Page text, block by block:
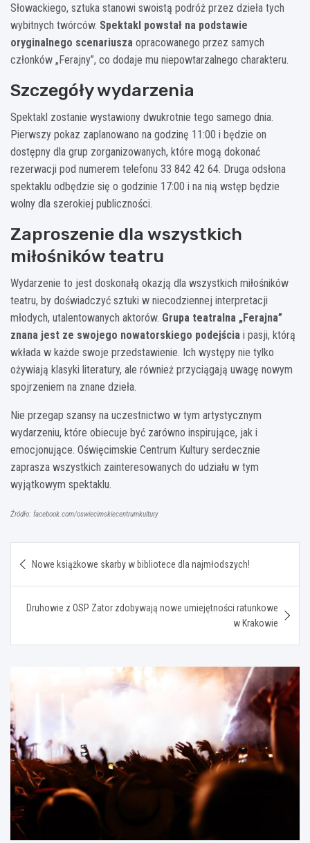
Słowackiego, sztuka stanowi swoistą podróż przez dzieła tych
wybitnych twórców. Spektakl powstał na podstawie
oryginalnego scenariusza opracowanego przez samych
członków „Ferajny”, co dodaje mu niepowtarzalnego charakteru.
Szczegóły wydarzenia
Spektakl zostanie wystawiony dwukrotnie tego samego dnia.
Pierwszy pokaz zaplanowano na godzinę 11:00 i będzie on
dostępny dla grup zorganizowanych, które mogą dokonać
rezerwacji pod numerem telefonu 33 842 42 64. Druga odsłona
spektaklu odbędzie się o godzinie 17:00 i na nią wstęp będzie
wolny dla szerokiej publiczności.
Zaproszenie dla wszystkich
miłośników teatru
Wydarzenie to jest doskonałą okazją dla wszystkich miłośników
teatru, by doświadczyć sztuki w niecodziennej interpretacji
młodych, utalentowanych aktorów. Grupa teatralna „Ferajna”
znana jest ze swojego nowatorskiego podejścia i pasji, którą
wkłada w każde swoje przedstawienie. Ich występy nie tylko
ożywiają klasyki literatury, ale również przyciągają uwagę nowym
spojrzeniem na znane dzieła.
Nie przegap szansy na uczestnictwo w tym artystycznym
wydarzeniu, które obiecuje być zarówno inspirujące, jak i
emocjonujące. Oświęcimskie Centrum Kultury serdecznie
zaprasza wszystkich zainteresowanych do udziału w tym
wyjątkowym spektaklu.
Źródło: facebook.com/oswiecimskiecentrumkultury
wpisu
Nowe książkowe skarby w bibliotece dla najmłodszych!
Druhowie z OSP Zator zdobywają nowe umiejętności ratunkowe
w Krakowie